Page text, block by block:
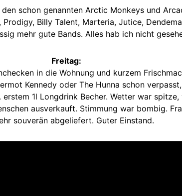
schon genannten Arctic Monkeys und
Billy Talent, Marteria, Jutice,
mehr gute Bands. Alles hab ich nicht
Freitag:
in die Wohnung und kurzem
Kennedy oder The Hunna schon
1l Longdrink Becher. Wetter war
ausverkauft. Stimmung war bombig.
souverän abgeliefert. Guter Einstand.